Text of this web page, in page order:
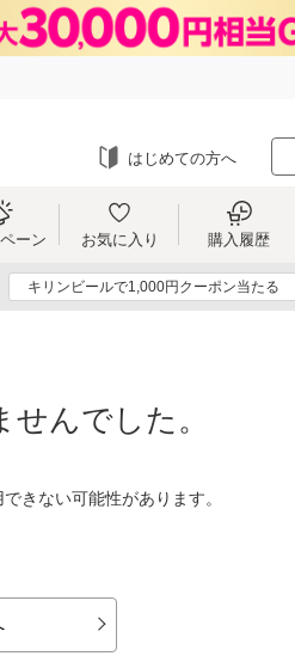
はじめての方へ
ーン お気に入り 購入履歴
キリンビールで1,000円クーポン当たる
んでした。
きない可能性があります。